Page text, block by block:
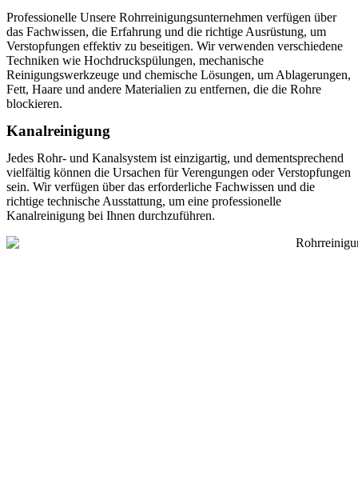
Professionelle Unsere Rohrreinigungsunternehmen verfügen über
das Fachwissen, die Erfahrung und die richtige Ausrüstung, um
Verstopfungen effektiv zu beseitigen. Wir verwenden verschiedene
Techniken wie Hochdruckspülungen, mechanische
Reinigungswerkzeuge und chemische Lösungen, um Ablagerungen,
Fett, Haare und andere Materialien zu entfernen, die die Rohre
blockieren.
Kanalreinigung
Jedes Rohr- und Kanalsystem ist einzigartig, und dementsprechend
vielfältig können die Ursachen für Verengungen oder Verstopfungen
sein. Wir verfügen über das erforderliche Fachwissen und die
richtige technische Ausstattung, um eine professionelle
Kanalreinigung bei Ihnen durchzuführen.